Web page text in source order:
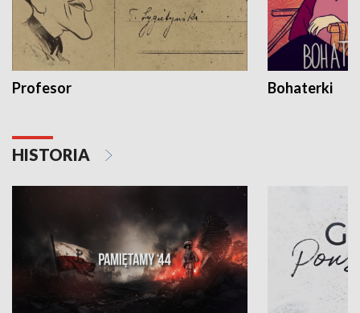
Profesor Bohaterki
HISTORIA